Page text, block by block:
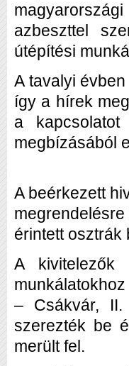
azbeszttel
útépítési
A tavalyi
így a hírek
a kapcsolatot
megbízásából
A beérkezett
érintett osztrák
A kivitelezők
– Csákvár, II.
szerezték be
merült fel.